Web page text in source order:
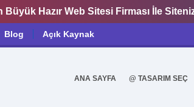
Hazır Web Sitesi Firması İle
Blog Açık Kaynak
ANA SAYFA @ TASARIM SEÇ